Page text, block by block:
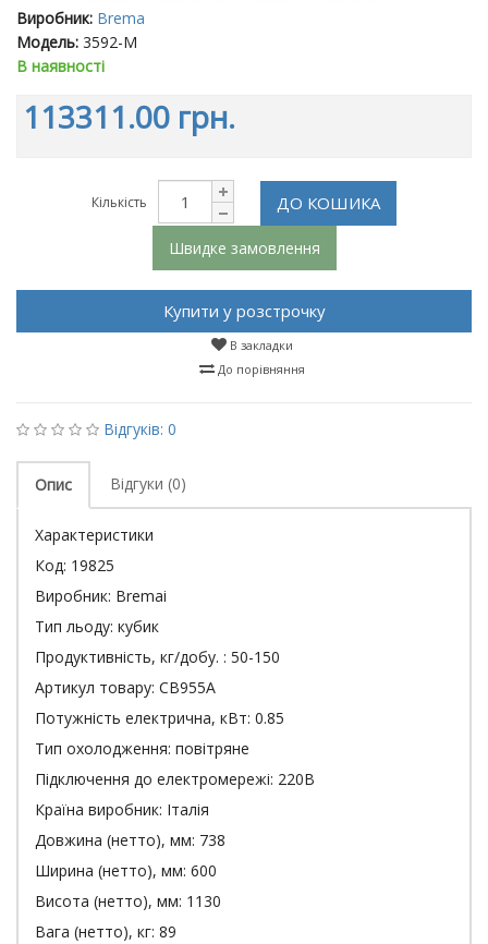
Виробник: Brema
Модель: 3592-M
В наявності
113311.00 грн.
Кількість ДО КОШИКА
Швидке замовлення
Купити у розстрочку
В закладки
До порівняння
Відгуків: 0
Опис Відгуки (0)
Характеристики
Код: 19825
Виробник: Bremai
Тип льоду: кубик
Продуктивність, кг/добу. : 50-150
Артикул товару: CB955A
Потужність електрична, кВт: 0.85
Тип охолодження: повітряне
Підключення до електромережі: 220В
Країна виробник: Італія
Довжина (нетто), мм: 738
Ширина (нетто), мм: 600
Висота (нетто), мм: 1130
Вага (нетто), кг: 89